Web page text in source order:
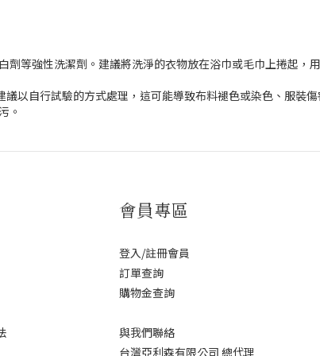
等強性洗潔劑。建議將洗淨的衣物放在浴巾或毛巾上捲起，
以自行試驗的方式處理，這可能導致布料褪色或染色、服裝傷
。
會員專區
登入/註冊會員
訂單查詢
購物金查詢
與我們聯絡
台灣亞利森有限公司 總代理